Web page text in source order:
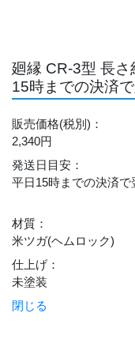
廻縁 CR-3型 長
15時までの決済
販売価格(税別) ：
2,340円
発送日目安 ：
平日15時までの決済で
材質 ：
米ツガ(ヘムロック)
仕上げ ：
未塗装
閉じる